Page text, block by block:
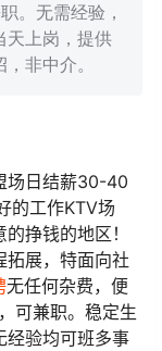
。无需经验，
天上岗，提供
非中介。
场日结薪30-40
的工作KTV场
挣钱的地区！
拓展，特面向社
无任何杂费，便
可兼职。稳定生
经验均可班多事